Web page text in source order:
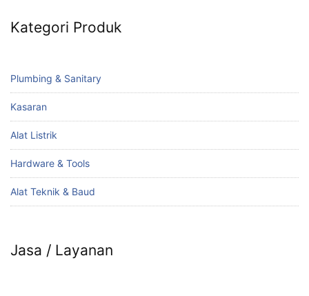
Kategori Produk
Plumbing & Sanitary
Kasaran
Alat Listrik
Hardware & Tools
Alat Teknik & Baud
Jasa / Layanan